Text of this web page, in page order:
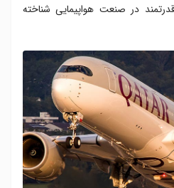
در صنعت هواپیمایی شناخته